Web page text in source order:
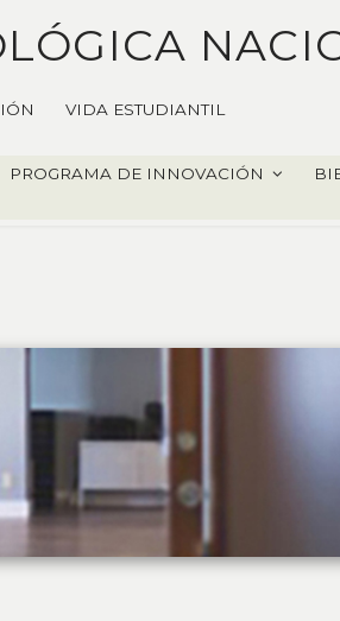
VIDA ESTUDIANTIL
PROGRAMA DE INNOVACIÓN